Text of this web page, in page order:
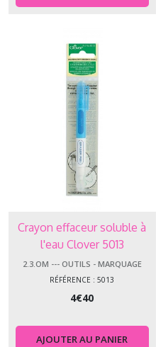
Crayon effaceur soluble à
l'eau Clover 5013
2.3.OM --- OUTILS - MARQUAGE
RÉFÉRENCE : 5013
4€40
AJOUTER AU PANIER